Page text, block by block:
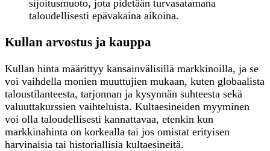
sijoitusmuoto, jota pidetään turvasatamana
taloudellisesti epävakaina aikoina.
Kullan arvostus ja kauppa
Kullan hinta määrittyy kansainvälisillä markkinoilla, ja se
voi vaihdella monien muuttujien mukaan, kuten globaalista
taloustilanteesta, tarjonnan ja kysynnän suhteesta sekä
valuuttakurssien vaihteluista. Kultaesineiden myyminen
voi olla taloudellisesti kannattavaa, etenkin kun
markkinahinta on korkealla tai jos omistat erityisen
harvinaisia tai historiallisia kultaesineitä.